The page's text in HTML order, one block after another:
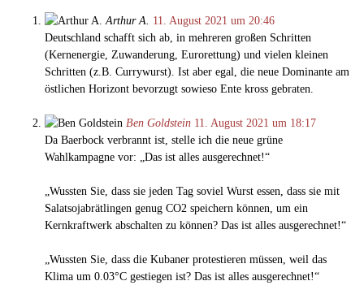
Arthur A. 11. August 2021 um 20:46
Deutschland schafft sich ab, in mehreren großen Schritten
(Kernenergie, Zuwanderung, Eurorettung) und vielen kleinen
Schritten (z.B. Currywurst). Ist aber egal, die neue Dominante am
östlichen Horizont bevorzugt sowieso Ente kross gebraten.
Ben Goldstein 11. August 2021 um 18:17
Da Baerbock verbrannt ist, stelle ich die neue grüne
Wahlkampagne vor: „Das ist alles ausgerechnet!“
„Wussten Sie, dass sie jeden Tag soviel Wurst essen, dass sie mit
Salatsojabrätlingen genug CO2 speichern können, um ein
Kernkraftwerk abschalten zu können? Das ist alles ausgerechnet!“
„Wussten Sie, dass die Kubaner protestieren müssen, weil das
Klima um 0.03°C gestiegen ist? Das ist alles ausgerechnet!“